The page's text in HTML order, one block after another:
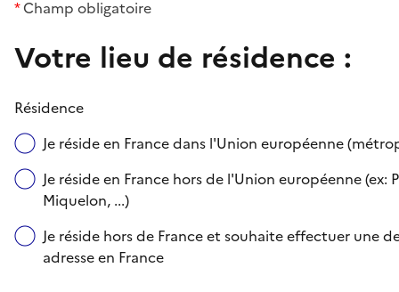
*Champ obligatoire
Votre lieu de résidence :
Résidence
Je réside en France dans l'Union européenne
Je réside en France hors de l'Union européenne
Miquelon, ...)
Je réside hors de France et souhaite effectuer une
adresse en France